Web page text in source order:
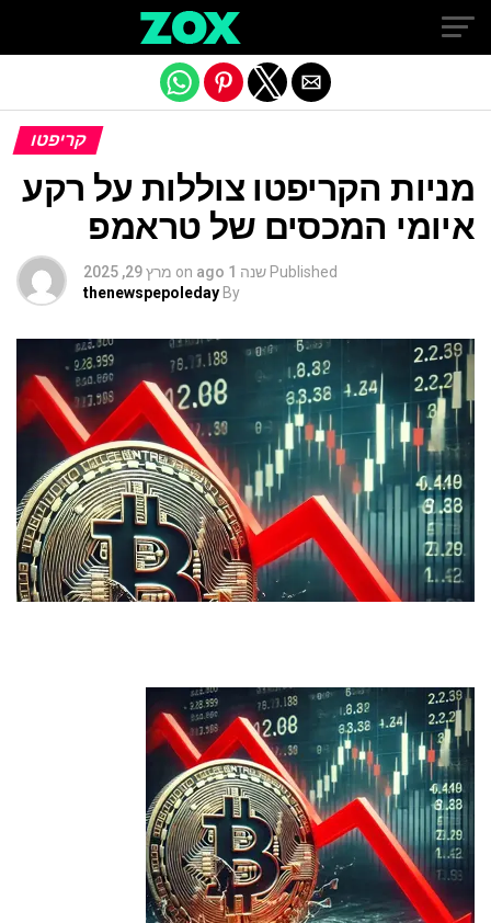
קריפטו
מניות הקריפטו צוללות על רקע
איומי המכסים של טראמפ
Published שנה 1 ago on מרץ 29, 2025
By
thenewspepoleday
Exit mobile version